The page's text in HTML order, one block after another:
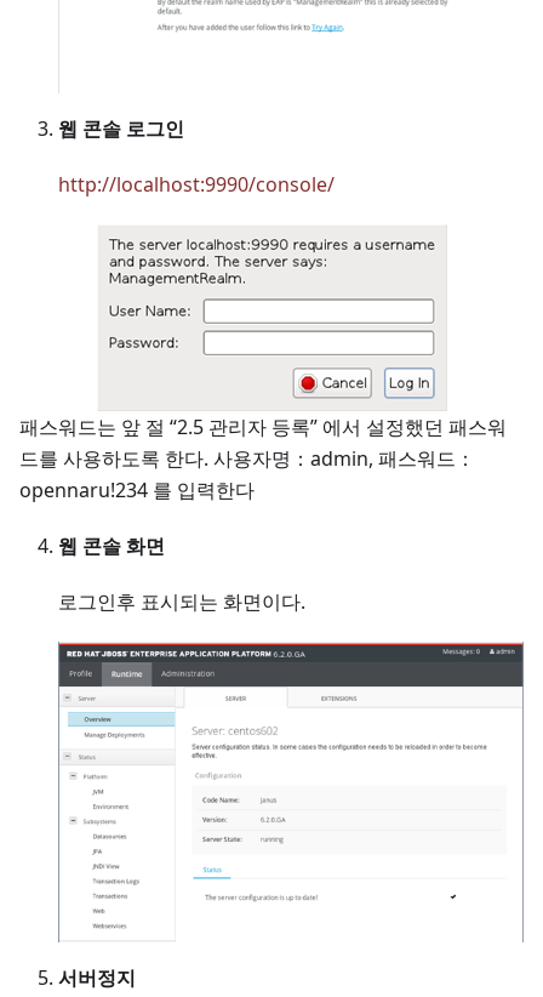
웹 콘솔 로그인
http://localhost:9990/console/
패스워드는 앞 절 “2.5 관리자 등록” 에서 설정했던 패스워
드를 사용하도록 한다. 사용자명：admin, 패스워드：
opennaru!234 를 입력한다
웹 콘솔 화면
로그인후 표시되는 화면이다.
서버정지